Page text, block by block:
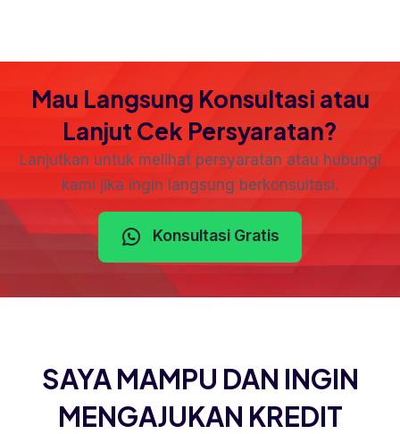
Mau Langsung Konsultasi atau
Lanjut Cek Persyaratan?
Lanjutkan untuk melihat persyaratan atau hubungi
kami jika ingin langsung berkonsultasi.
Konsultasi Gratis
SAYA MAMPU DAN INGIN
MENGAJUKAN KREDIT